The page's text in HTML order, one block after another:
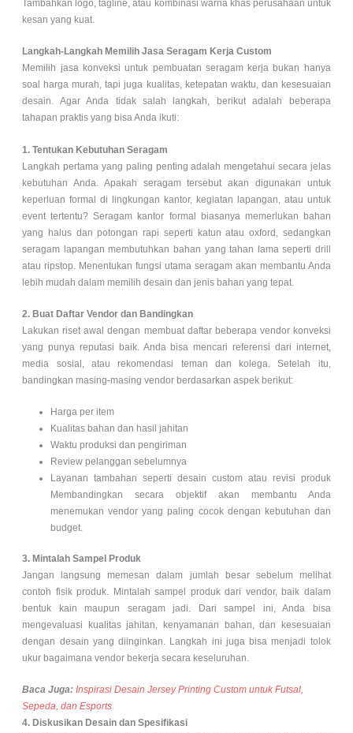
Tambahkan logo, tagline, atau kombinasi warna khas perusahaan untuk
kesan yang kuat.
Langkah-Langkah Memilih Jasa Seragam Kerja Custom
Memilih jasa konveksi untuk pembuatan seragam kerja bukan hanya
soal harga murah, tapi juga kualitas, ketepatan waktu, dan kesesuaian
desain. Agar Anda tidak salah langkah, berikut adalah beberapa
tahapan praktis yang bisa Anda ikuti:
1. Tentukan Kebutuhan Seragam
Langkah pertama yang paling penting adalah mengetahui secara jelas
kebutuhan Anda. Apakah seragam tersebut akan digunakan untuk
keperluan formal di lingkungan kantor, kegiatan lapangan, atau untuk
event tertentu? Seragam kantor formal biasanya memerlukan bahan
yang halus dan potongan rapi seperti katun atau oxford, sedangkan
seragam lapangan membutuhkan bahan yang tahan lama seperti drill
atau ripstop. Menentukan fungsi utama seragam akan membantu Anda
lebih mudah dalam memilih desain dan jenis bahan yang tepat.
2. Buat Daftar Vendor dan Bandingkan
Lakukan riset awal dengan membuat daftar beberapa vendor konveksi
yang punya reputasi baik. Anda bisa mencari referensi dari internet,
media sosial, atau rekomendasi teman dan kolega. Setelah itu,
bandingkan masing-masing vendor berdasarkan aspek berikut:
Harga per item
Kualitas bahan dan hasil jahitan
Waktu produksi dan pengiriman
Review pelanggan sebelumnya
Layanan tambahan seperti desain custom atau revisi produk
Membandingkan secara objektif akan membantu Anda
menemukan vendor yang paling cocok dengan kebutuhan dan
budget.
3. Mintalah Sampel Produk
Jangan langsung memesan dalam jumlah besar sebelum melihat
contoh fisik produk. Mintalah sampel produk dari vendor, baik dalam
bentuk kain maupun seragam jadi. Dari sampel ini, Anda bisa
mengevaluasi kualitas jahitan, kenyamanan bahan, dan kesesuaian
dengan desain yang diinginkan. Langkah ini juga bisa menjadi tolok
ukur bagaimana vendor bekerja secara keseluruhan.
Baca Juga: Inspirasi Desain Jersey Printing Custom untuk Futsal,
Sepeda, dan Esports
4. Diskusikan Desain dan Spesifikasi